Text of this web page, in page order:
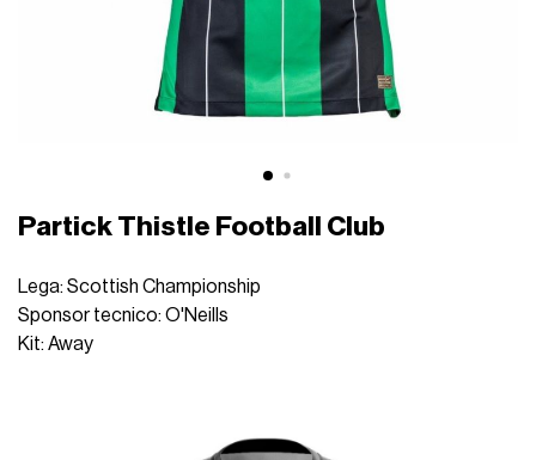
Partick Thistle Football Club
Lega: Scottish Championship
Sponsor tecnico: O'Neills
Kit: Away